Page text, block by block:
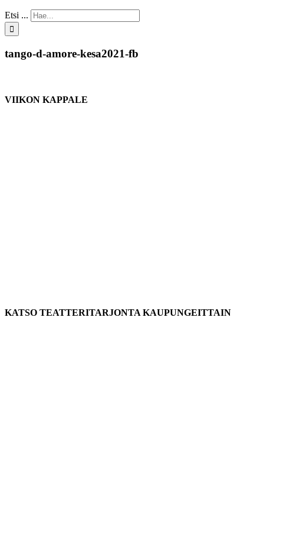
Etsi ...
tango-d-amore-kesa2021-fb
VIIKON KAPPALE
KATSO TEATTERITARJONTA KAUPUNGEITTAIN